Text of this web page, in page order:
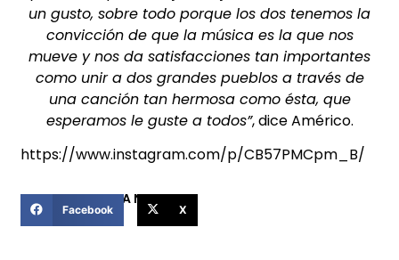
un gusto, sobre todo porque los dos tenemos la
convicción de que la música es la que nos
mueve y nos da satisfacciones tan importantes
como unir a dos grandes pueblos a través de
una canción tan hermosa como ésta, que
esperamos le guste a todos”, dice Américo.
https://www.instagram.com/p/CB57PMCpm_B/
COMPARTIR ESTA NOTICIA
Facebook X